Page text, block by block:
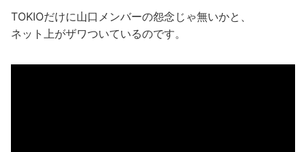
TOKIOだけに山口メンバーの怨念じゃ無いかと、
ネット上がザワついているのです。